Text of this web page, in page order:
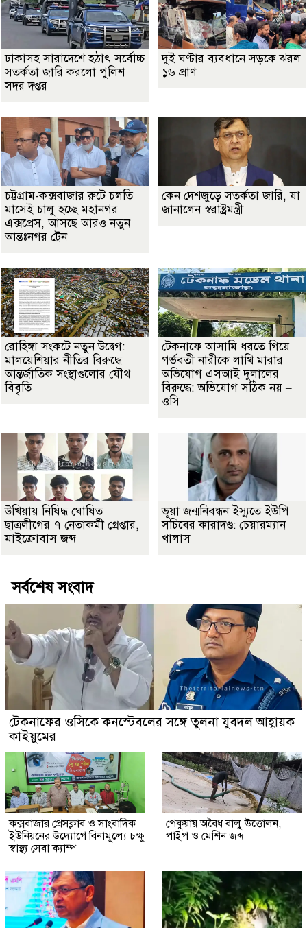
ঢাকাসহ সারাদেশে হঠাৎ সর্বোচ্চ
সতর্কতা জা‌রি করলো পুলিশ
সদর দপ্তর
দুই ঘণ্টার ব্যবধানে সড়কে ঝরল
১৬ প্রাণ
চট্টগ্রাম-কক্সবাজার রুটে চলতি
মাসেই চালু হচ্ছে মহানগর
এক্সপ্রেস, আসছে আরও নতুন
আন্তঃনগর ট্রেন
কেন দেশজুড়ে সতর্কতা জারি, যা
জানালেন স্বরাষ্ট্রমন্ত্রী
রোহিঙ্গা সংকটে নতুন উদ্বেগ:
মালয়েশিয়ার নীতির বিরুদ্ধে
আন্তর্জাতিক সংস্থাগুলোর যৌথ
বিবৃতি
টেকনাফে আসামি ধরতে গিয়ে
গর্ভবতী নারীকে লাথি মারার
অভিযোগ এসআই দুলালের
বিরুদ্ধে: অভিযোগ সঠিক নয় –
ওসি
উখিয়ায় নিষিদ্ধ ঘোষিত
ছাত্রলীগের ৭ নেতাকর্মী গ্রেপ্তার,
মাইক্রোবাস জব্দ
ভূয়া জন্মনিবন্ধন ইস্যুতে ইউপি
সচিবের কারাদণ্ড: চেয়ারম্যান
খালাস
সর্বশেষ সংবাদ
টেকনাফের ওসিকে কনস্টেবলের সঙ্গে তুলনা যুবদল আহ্বায়ক
কাইয়ুমের
কক্সবাজার প্রেসক্লাব ও সাংবাদিক
ইউনিয়নের উদ্যোগে বিনামূল্যে চক্ষু
স্বাস্থ্য সেবা ক্যাম্প
পেকুয়ায় অবৈধ বালু উত্তোলন,
পাইপ ও মেশিন জব্দ